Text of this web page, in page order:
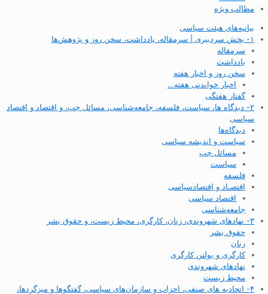
مطالب ویژه
بیانیه‌های هیئت سیاسی
۱- بخش سردبیری | سرمقاله، یادداشت، سخن روز و پژوهش‌ها
سرمقاله
یادداشت
سخن روز و اخبار هفته
اخبار خواندنی هفته…
گفتار هفتگی
۲- دیدگاه ها، سیاست، فلسفه، جامعه‌شناسی، مسائل چپ، و اقتصاد و اقتصاد
سیاسی
دیدگاه‌ها
سیاست و اندیشه سیاسی
مسائل چپ
سیاست
فلسفه
اقتصـاد و اقتصاد‌سیاسی
اقتصاد سیاسی
جامعه‌شناسی
۳- نهادهای شهروندی، زنان، کارگری، محیط زیست، و حقوق بشر
حقوق بشر
زنان
کارگری و بولتن کارگری
نهادهای شهروندی
محیط زیست
۴- اتحادیه های صنفی، احزاب و سازمان‌های سیاسی، گفتگوها و میزگردها،